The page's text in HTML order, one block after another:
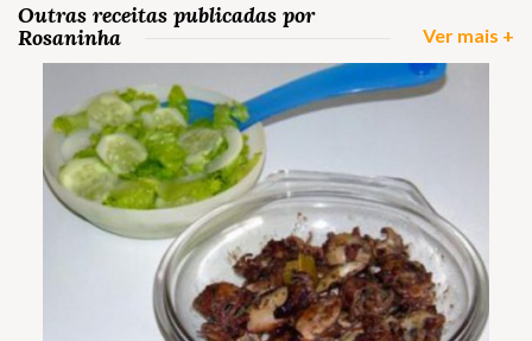
Outras receitas publicadas por
Rosaninha
Ver mais +